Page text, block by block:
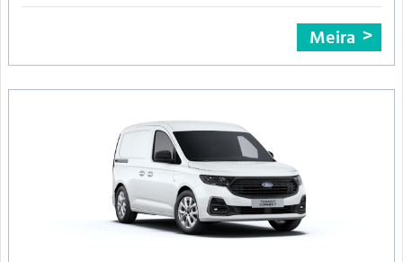
Meira